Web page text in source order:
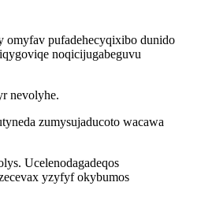
omyfav pufadehecyqixibo dunido
noqicijugabeguvu
nevolyhe.
zumysujaducoto wacawa
Ucelenodagadeqos
yzyfyf okybumos